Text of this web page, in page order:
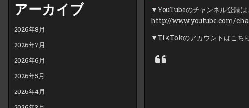
アーカイブ
2026年8月
2026年7月
2026年6月
2026年5月
2026年4月
▼YouTubeのチャンネル登録は
http://www.youtube.com/
▼TikTokのアカウントはこち